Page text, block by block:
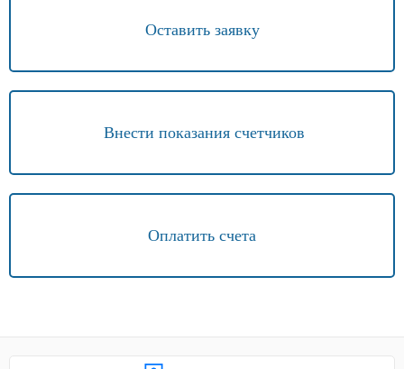
Оставить заявку
Внести показания счетчиков
Оплатить счета